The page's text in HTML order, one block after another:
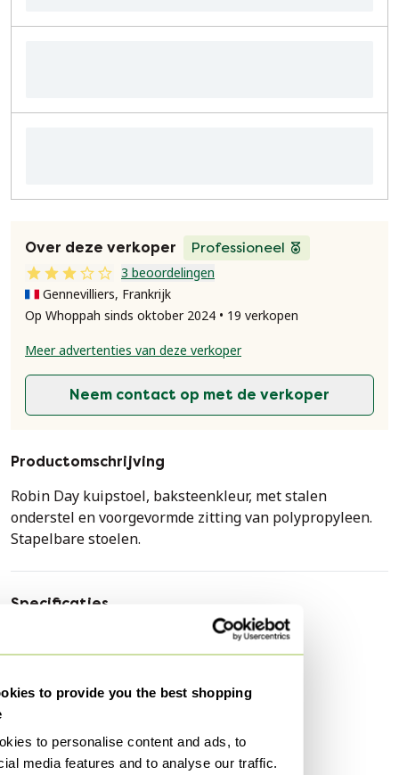
to provide you the best shopping
to personalise content and ads, to
media features and to analyse our traffic.
Over deze verkoper
Professioneel
3 beoordelingen
Gennevilliers, Frankrijk
Op Whoppah sinds oktober 2024 • 19 verkopen
Meer advertenties van deze verkoper
Neem contact op met de verkoper
Productomschrijving
Robin Day kuipstoel, baksteenkleur, met stalen
onderstel en voorgevormde zitting van polypropyleen.
Stapelbare stoelen.
Specificaties
Hoogte
75 cm
Diepte
39 cm